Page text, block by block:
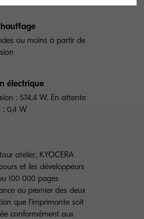
ou moins à partir de
électrique
: 574,4 W, En attente
: 0,4 W
atelier, KYOCERA
et les développeurs
100 000 pages
au premier des deux
que l’imprimante soit
conformément aux